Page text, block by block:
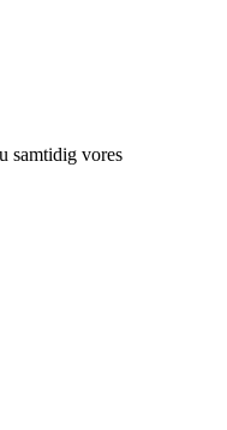
samtidig vores